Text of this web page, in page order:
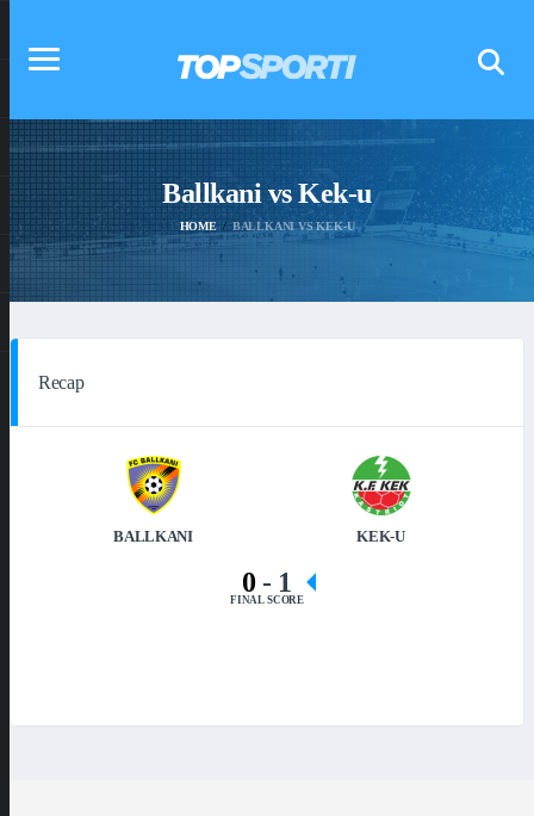
Ballkani vs Kek-u
HOME BALLKANI VS KEK-U
Recap
BALLKANI KEK-U
0- 1
FINAL SCORE